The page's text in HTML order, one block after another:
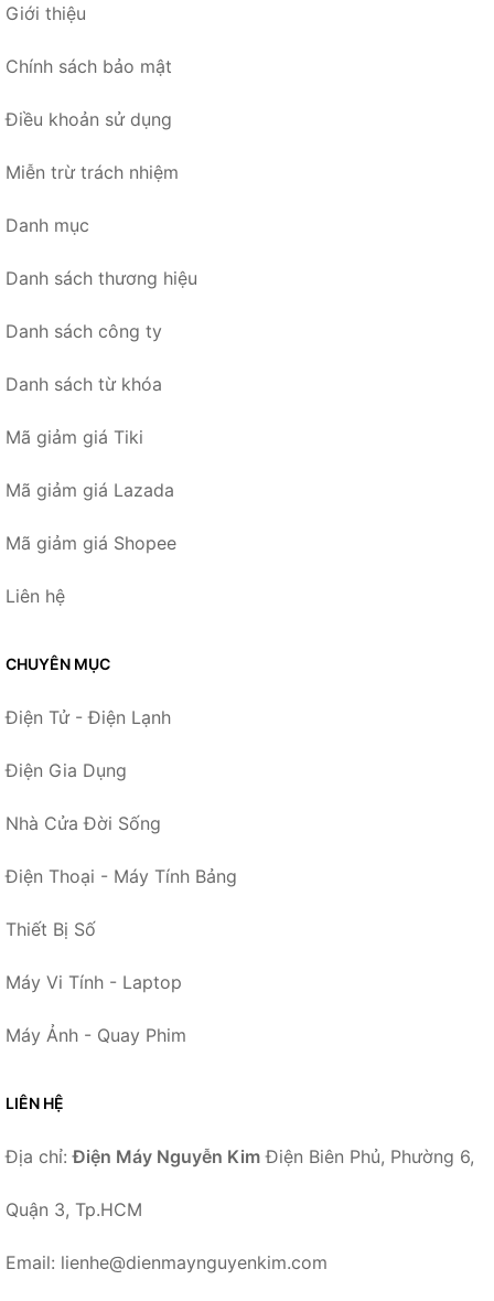
Giới thiệu
Chính sách bảo mật
Điều khoản sử dụng
Miễn trừ trách nhiệm
Danh mục
Danh sách thương hiệu
Danh sách công ty
Danh sách từ khóa
Mã giảm giá Tiki
Mã giảm giá Lazada
Mã giảm giá Shopee
Liên hệ
CHUYÊN MỤC
Điện Tử - Điện Lạnh
Điện Gia Dụng
Nhà Cửa Đời Sống
Điện Thoại - Máy Tính Bảng
Thiết Bị Số
Máy Vi Tính - Laptop
Máy Ảnh - Quay Phim
LIÊN HỆ
Địa chỉ:Điện Máy Nguyễn Kim Điện Biên Phủ, Phường 6,
Quận 3, Tp.HCM
Email: lienhe@dienmaynguyenkim.com